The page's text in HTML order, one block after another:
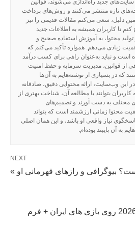
سایت‌های جدید راه‌اندازی می‌شوند، قوانین
تازه منتشر می‌کنند و روش‌های پرداخت
دلیل، سعی می‌کنم مقالات قدیمی را نیز
تا کاربران همیشه به اطلاعات جدید
محتوا، به آموزش استفاده صحیح و
زیادی می‌دهم. همواره تأکید می‌کنم که
و نباید به‌عنوان راهی برای کسب درآمد
از قوانین، مدیریت سرمایه و حفظ امنیت
که در بسیاری از نوشته‌هایم به آن‌ها
این وب‌سایت، ارائه محتوایی دقیق، صادقانه
بتوانند با مطالعه آن، شناخت بهتری از
مختلف به دست آورند و تصمیم‌های
محتوا زمانی ارزشمند است که بتواند
نیاز واقعی او باشد، و این همان اصلی
به آن پایبند بوده‌ام.
NEXT
بیوگرافی و رازهای قهرمانی او »
« شرط بندی جام جهانی 2026 روی بازی های ایران + فرم